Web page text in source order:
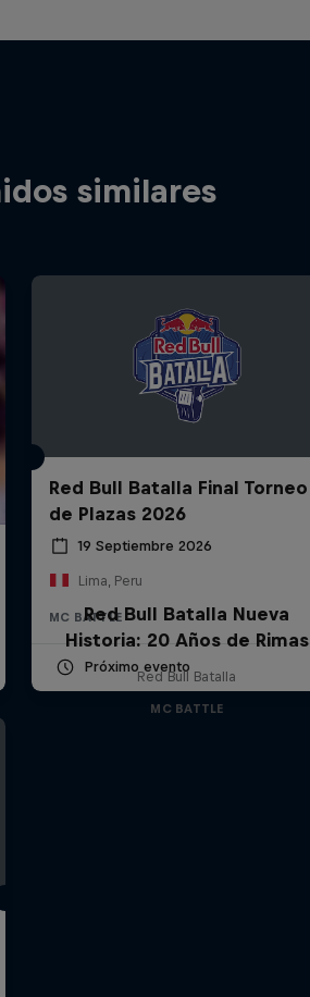
similares
Red Bull Batalla Final Torneo
de Plazas 2026
19 Septiembre 2026
Lima, Peru
MC BATTLE
Próximo evento
Red Bull Batalla Nueva
Historia: 20 Años de Rimas
Red Bull Batalla
MC BATTLE